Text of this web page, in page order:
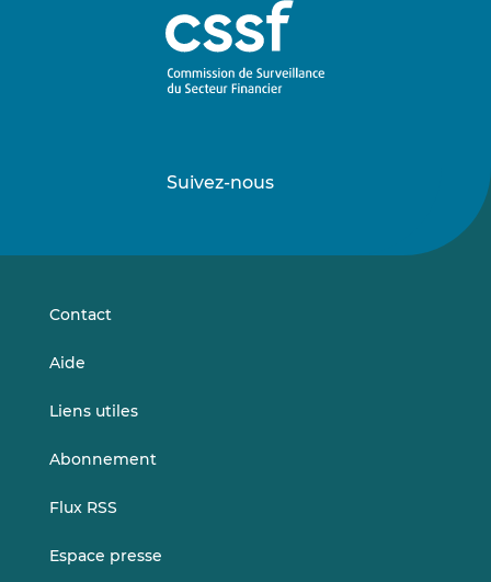
Suivez-nous
sursur
Contact
Aide
Liens utiles
Abonnement
Flux RSS
Espace presse